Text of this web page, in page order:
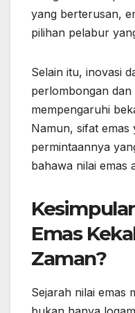
yang berterusan,
pilihan pelabur
Selain itu, inovasi
perlombongan
mempengaruhi
Namun, sifat emas
permintaannya
bahawa nilai emas
Emas
Zaman?
Sejarah nilai emas